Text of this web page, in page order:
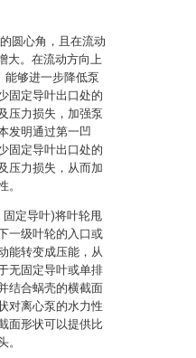
圆心角，且在流动
大。在流动方向上
能够进一步降低泵
固定导叶出口处的
压力损失，加强泵
发明通过第一凹
固定导叶出口处的
压力损失，从而加
。
定导叶)将叶轮甩
一级叶轮的入口或
能转变成压能，从
无固定导叶或单排
结合蜗壳的横截面
对离心泵的水力性
面形状可以提供比
。